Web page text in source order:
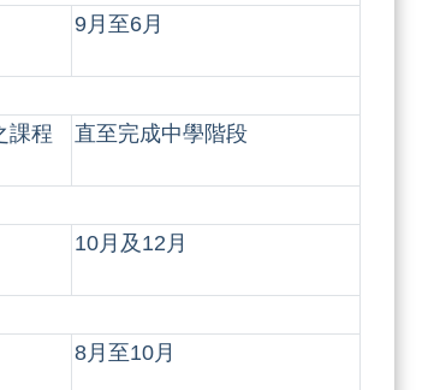
9月至6月
課程
直至完成中學階段
10月及12月
8月至10月